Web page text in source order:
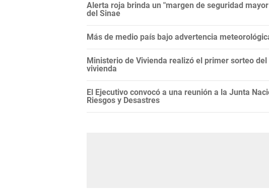
Alerta roja brinda un "margen de seguridad
del Sinae
Más de medio país bajo advertencia
Ministerio de Vivienda realizó el primer sorteo
vivienda
El Ejecutivo convocó a una reunión a la Junta
Riesgos y Desastres